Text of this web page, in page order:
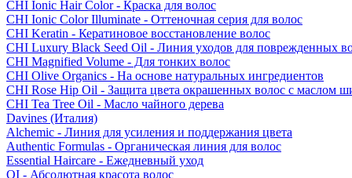
CHI Ionic Hair Color - Краска для волос
CHI Ionic Color Illuminate - Оттеночная серия для волос
CHI Keratin - Кератиновое восстановление волос
CHI Luxury Black Seed Oil - Линия уходов для поврежденных
CHI Magnified Volume - Для тонких волос
CHI Olive Organics - На основе натуральных ингредиентов
CHI Rose Hip Oil - Защита цвета окрашенных волос с маслом
CHI Tea Tree Oil - Масло чайного дерева
Davines (Италия)
Alchemic - Линия для усиления и поддержания цвета
Authentic Formulas - Органическая линия для волос
Essential Haircare - Eжедневный уход
OI - Абсолютная красота волос